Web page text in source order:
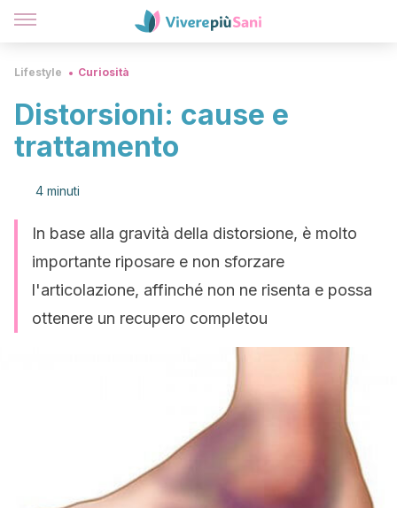
Lifestyle Curiosità
Distorsioni: cause e
trattamento
4 minuti
In base alla gravità della distorsione, è molto
importante riposare e non sforzare
l'articolazione, affinché non ne risenta e possa
ottenere un recupero completou